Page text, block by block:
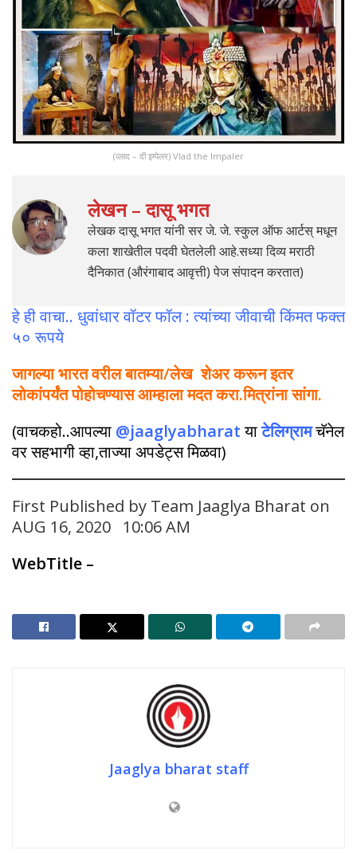
(व्लाद – दी इम्पेलर) Vlad the Impaler
लेखन – दासू भगत
लेखक दासू भगत यांनी सर जे. जे. स्कुल ऑफ आर्टस् मधून
कला शाखेतील पदवी घेतलेली आहे.सध्या दिव्य मराठी
दैनिकात (औरंगाबाद आवृत्ती) पेज संपादन करतात)
हे ही वाचा.. धुवांधार वॉटर फॉल : त्यांच्या जीवाची किंमत फक्त
५० रूपये
जागल्या भारत वरील बातम्या/लेख शेअर करून इतर
लोकांपर्यंत पोहोचण्यास आम्हाला मदत करा.मित्रांना सांगा.
(वाचकहो..आपल्या @jaaglyabharat याटेलिग्रामचॅनेल
वर सहभागी व्हा,ताज्या अपडेट्स मिळवा)
First Published by Team Jaaglya Bharat on
AUG 16, 2020 10:06 AM
WebTitle –
Jaaglya bharat staff